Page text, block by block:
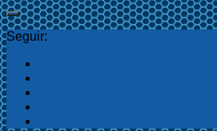
Seguir: